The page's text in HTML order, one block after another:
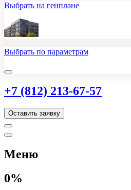
Выбрать на генплане
Выбрать по параметрам
+7 (812) 213-67-57
Оставить заявку
Меню
0%